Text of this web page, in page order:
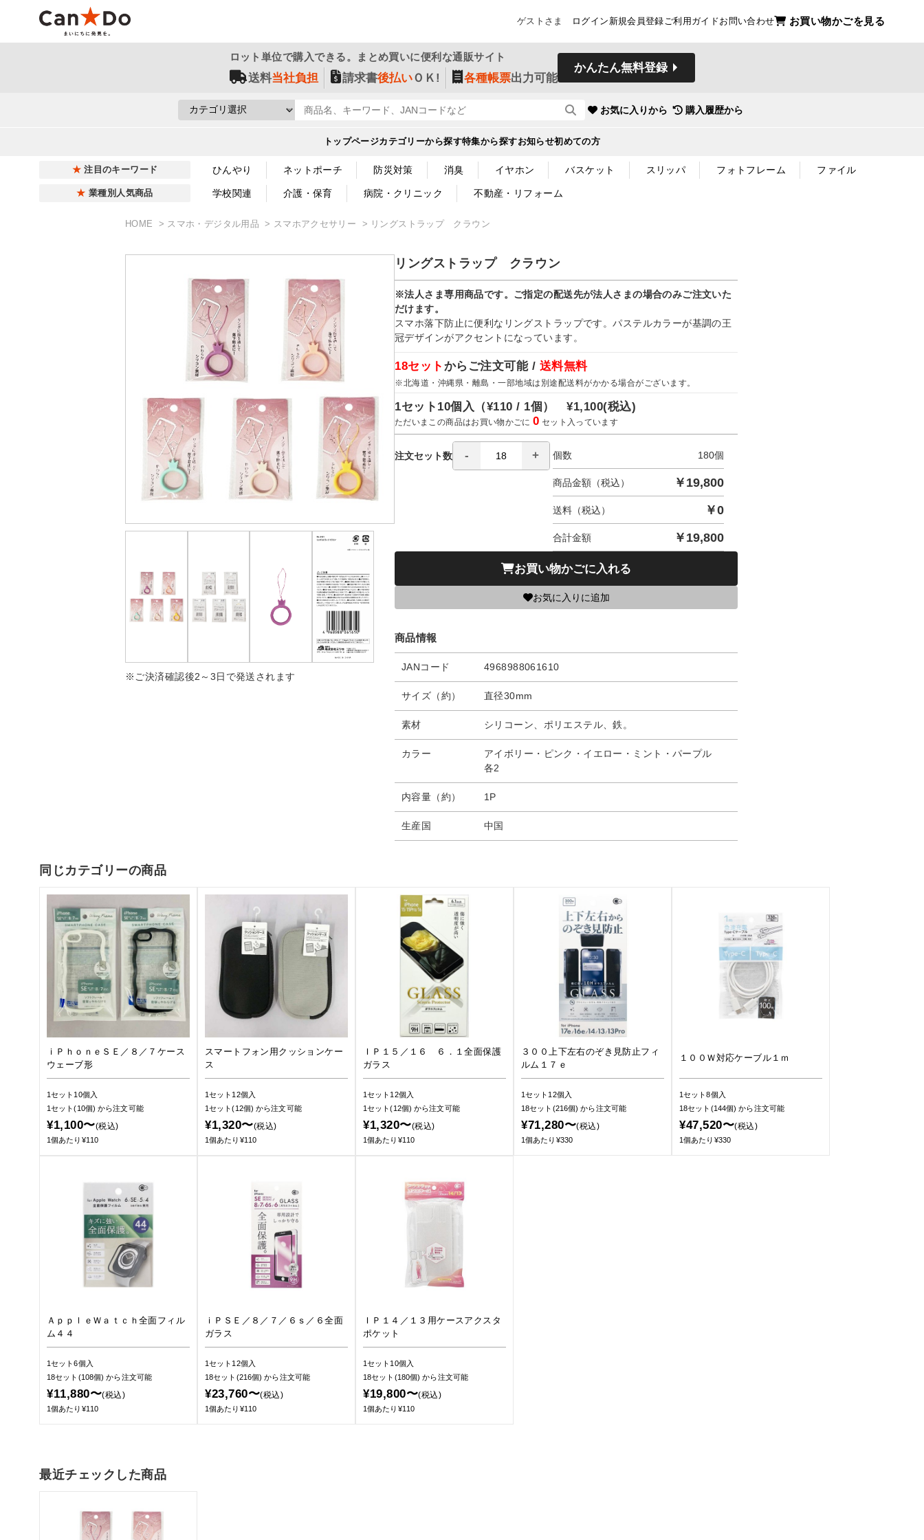
ゲストさま ログイン 新規会員登録ご利用ガイドお問い合わせ お買い物かごを見る
ロット単位で購入できる。まとめ買いに便利な通販サイト
送料当社負担 請求書後払いＯＫ! 各種帳票出力可能
かんたん無料登録
お気に入りから 購入履歴から
トップページカテゴリーから探す特集から探すお知らせ初めての方
注目のキーワード ひんやり ネットポーチ 防災対策 消臭 イヤホン バスケット スリッパ フォトフレーム ファイル
業種別人気商品 学校関連 介護・保育 病院・クリニック 不動産・リフォーム
HOME スマホ・デジタル用品 スマホアクセサリー リングストラップ クラウン
※ご決済確認後2～3日で発送されます
リングストラップ クラウン
※法人さま専用商品です。ご指定の配送先が法人さまの場合のみご注文いた
だけます。
スマホ落下防止に便利なリングストラップです。パステルカラーが基調の王
冠デザインがアクセントになっています。
18セット からご注文可能 / 送料無料
※北海道・沖縄県・離島・一部地域は別途配送料がかかる場合がございます。
1セット10個入（¥110 / 1個）¥1,100(税込)
ただいまこの商品はお買い物かごに0 セット入っています
注文セット数 個数 180個
商品金額（税込） ￥ 19,800
送料（税込） ￥0
合計金額 ￥ 19,800
お買い物かごに入れる
お気に入りに追加
商品情報
JANコード 4968988061610
サイズ（約） 直径30mm
素材 シリコーン、ポリエステル、鉄。
カラー
アイボリー・ピンク・イエロー・ミント・パープル
各2
内容量（約） 1P
生産国 中国
同じカテゴリーの商品
ｉＰｈｏｎｅＳＥ／８／７ケース
ウェーブ形
1セット10個入
1セット(10個)から注文可能
¥1,100〜(税込)
1個あたり¥110
スマートフォン用クッションケー
ス
1セット12個入
1セット(12個)から注文可能
¥1,320〜(税込)
1個あたり¥110
ＩＰ１５／１６ ６．１全面保護
ガラス
1セット12個入
1セット(12個)から注文可能
¥1,320〜(税込)
1個あたり¥110
３００上下左右のぞき見防止フィ
ルム１７ｅ
1セット12個入
18セット(216個)から注文可能
¥71,280〜(税込)
1個あたり¥330
１００Ｗ対応ケーブル１ｍ
1セット8個入
18セット(144個)から注文可能
¥47,520〜(税込)
1個あたり¥330
ＡｐｐｌｅＷａｔｃｈ全面フィル
ム４４
1セット6個入
18セット(108個)から注文可能
¥11,880〜(税込)
1個あたり¥110
ｉＰＳＥ／８／７／６ｓ／６全面
ガラス
1セット12個入
18セット(216個)から注文可能
¥23,760〜(税込)
1個あたり¥110
ＩＰ１４／１３用ケースアクスタ
ポケット
1セット10個入
18セット(180個)から注文可能
¥19,800〜(税込)
1個あたり¥110
最近チェックした商品